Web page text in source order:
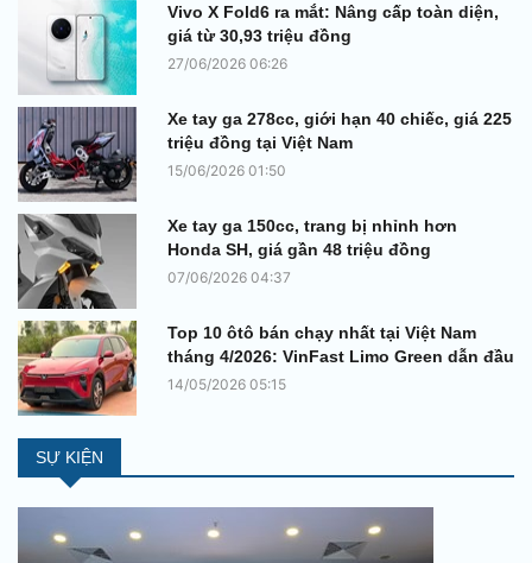
Vivo X Fold6 ra mắt: Nâng cấp toàn diện,
giá từ 30,93 triệu đồng
27/06/2026 06:26
Xe tay ga 278cc, giới hạn 40 chiếc, giá 225
triệu đồng tại Việt Nam
15/06/2026 01:50
Xe tay ga 150cc, trang bị nhỉnh hơn
Honda SH, giá gần 48 triệu đồng
07/06/2026 04:37
Top 10 ôtô bán chạy nhất tại Việt Nam
tháng 4/2026: VinFast Limo Green dẫn đầu
14/05/2026 05:15
SỰ KIỆN